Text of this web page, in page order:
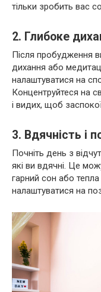
тільки зробить вас
2. Глибоке
Після пробудження
дихання або
налаштуватися на
Концентруйтеся на
і видих, щоб
3. Вдячність і
Почніть день з
які ви вдячні. Це
гарний сон або
налаштуватися на